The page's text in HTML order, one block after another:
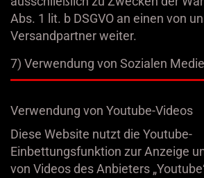
Abs. 1 lit. b DSGVO an einen von
Versandpartner weiter.
7) Verwendung von Sozialen
Verwendung von Youtube-Videos
Diese Website nutzt die Youtube-
Einbettungsfunktion zur Anzeige
von Videos des Anbieters